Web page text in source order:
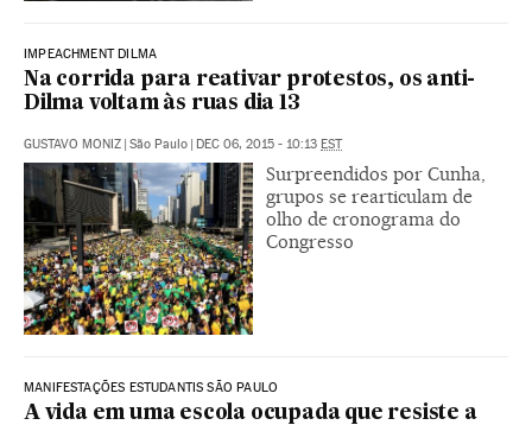
IMPEACHMENT DILMA
Na corrida para reativar protestos, os anti-
Dilma voltam às ruas dia 13
GUSTAVO MONIZ | São Paulo | DEC 06, 2015 - 10:13 EST
Surpreendidos por Cunha,
grupos se rearticulam de
olho de cronograma do
Congresso
MANIFESTAÇÕES ESTUDANTIS SÃO PAULO
A vida em uma escola ocupada que resiste a